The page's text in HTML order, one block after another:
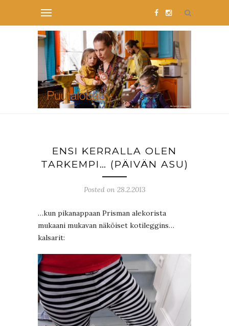
ENSI KERRALLA OLEN
TARKEMPI… (PÄIVÄN ASU)
Posted on 28.2.2013
…kun pikanappaan Prisman alekorista
mukaani mukavan näköiset kotileggins…
kalsarit: